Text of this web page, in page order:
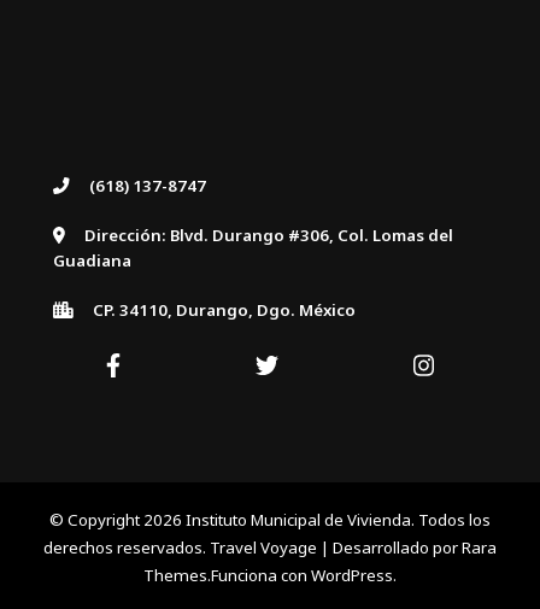
(618) 137-8747
Dirección: Blvd. Durango #306, Col. Lomas del
Guadiana
CP. 34110, Durango, Dgo. México
© Copyright 2026 Instituto Municipal de Vivienda. Todos los
derechos reservados. Travel Voyage | Desarrollado porRara
Themes.Funciona con WordPress.